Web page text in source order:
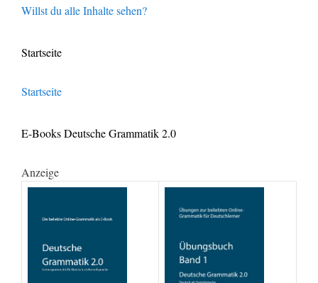
Willst du alle Inhalte sehen?
Startseite
Startseite
E-Books Deutsche Grammatik 2.0
Anzeige